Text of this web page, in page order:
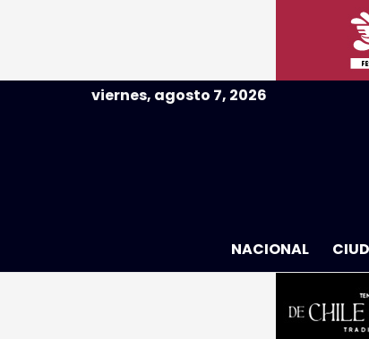
viernes, agosto 7, 2026
NACIONAL